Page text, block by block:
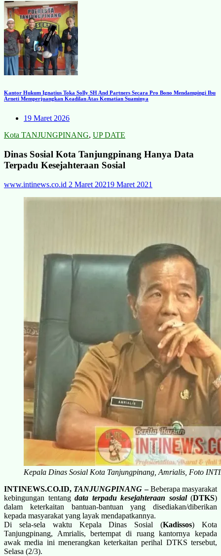
Kantor Hukum Ignatius Toka Solly SH And Partners Secara Pro Bono Mendampingi Ibu
Arneti Memperjuangkan Keadilan Atas Kematian Suaminya
19 Maret 2026
Kota TANJUNGPINANG, UP DATE
Dinas Sosial Kota Tanjungpinang Hanya Data
Terpadu Kesejahteraan Sosial
www.intinews.co.id 2 Maret 20219 Maret 2021
Kepala Dinas Sosial Kota Tanjungpinang, Amrialis, Foto
INTINEWS.CO.ID, TANJUNGPINANG –Beberapa masyarakat
kebingungan tentang data terpadu kesejahteraan sosial(DTKS)
dalam keterkaitan bantuan-bantuan yang disediakan/diberikan
kepada masyarakat yang layak mendapatkannya.
Di sela-sela waktu Kepala Dinas Sosial (Kadissos) Kota
Tanjungpinang, Amrialis, bertempat di ruang kantornya kepada
awak media ini menerangkan keterkaitan perihal DTKS tersebut,
Selasa (2/3).